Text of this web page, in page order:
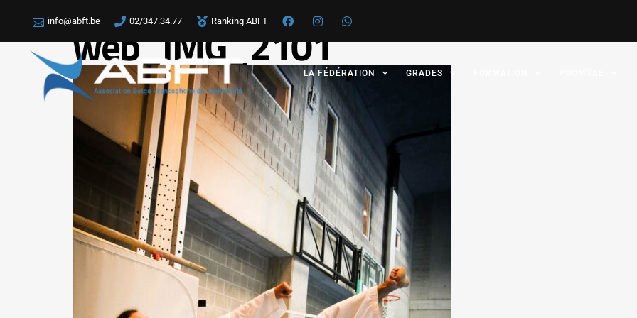
info@abft.be 02/347.34.77 Ranking ABFT
LA FÉDÉRATION GRADES
web_IMG_2101